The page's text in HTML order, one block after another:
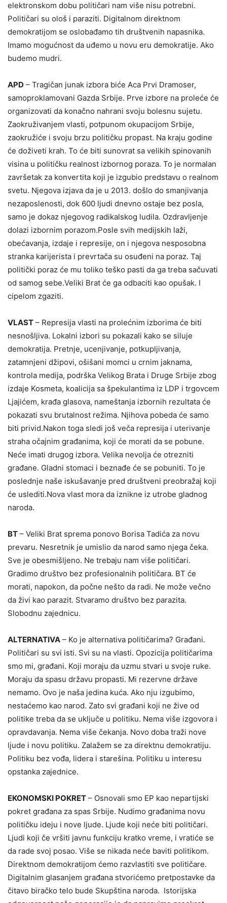
elektronskom dobu političari nam više nisu potrebni.
Političari su ološ i paraziti. Digitalnom direktnom
demokratijom se oslobađamo tih društvenih napasnika.
Imamo mogućnost da uđemo u novu eru demokratije. Ako
budemo mudri.
APD – Tragičan junak izbora biće Aca Prvi Dramoser,
samoproklamovani Gazda Srbije. Prve izbore na proleće će
organizovati da konačno nahrani svoju bolesnu sujetu.
Zaokruživanjem vlasti, potpunom okupacijom Srbije,
zaokružiće i svoju brzu političku propast. Na kraju godine
će doživeti krah. To će biti sunovrat sa velikih spinovanih
visina u političku realnost izbornog poraza. To je normalan
završetak za konvertita koji je izgubio predstavu o realnom
svetu. Njegova izjava da je u 2013. došlo do smanjivanja
nezaposlenosti, dok 600 ljudi dnevno ostaje bez posla,
samo je dokaz njegovog radikalskog ludila. Ozdravljenje
dolazi izbornim porazom.Posle svih medijskih laži,
obećavanja, izdaje i represije, on i njegova nesposobna
stranka karijerista i prevrtača su osuđeni na poraz. Taj
politički poraz će mu toliko teško pasti da ga treba sačuvati
od samog sebe.Veliki Brat će ga odbaciti kao opušak. I
cipelom zgaziti.
VLAST – Represija vlasti na prolećnim izborima će biti
nesnošljiva. Lokalni izbori su pokazali kako se siluje
demokratija. Pretnje, ucenjivanje, potkupljivanja,
zatamnjeni džipovi, ošišani momci u crnim jaknama,
kontrola medija, podrška Velikog Brata i Druge Srbije zbog
izdaje Kosmeta, koalicija sa špekulantima iz LDP i trgovcem
Ljajićem, krađa glasova, nameštanja izbornih rezultata će
pokazati svu brutalnost režima. Njihova pobeda će samo
biti privid.Nakon toga sledi još veča represija i uterivanje
straha očajnim građanima, koji će morati da se pobune.
Neće imati drugog izbora. Velika nevolja će otrezniti
građane. Gladni stomaci i beznađe će se pobuniti. To je
poslednje naše iskušavanje pred društveni preobražaj koji
će uslediti.Nova vlast mora da iznikne iz utrobe gladnog
naroda.
BT – Veliki Brat sprema ponovo Borisa Tadića za novu
prevaru. Nesretnik je umislio da narod samo njega čeka.
Sve je obesmišljeno. Ne trebaju nam više političari.
Gradimo društvo bez profesionalnih političara. BT će
morati, napokon, da počne nešto da radi. Ne može večno
da živi kao parazit. Stvaramo društvo bez parazita.
Slobodnu zajednicu.
ALTERNATIVA – Ko je alternativa političarima? Građani.
Političari su svi isti. Svi su na vlasti. Opozicija političarima
smo mi, građani. Koji moraju da uzmu stvari u svoje ruke.
Moraju da spasu državu propasti. Mi rezervne države
nemamo. Ovo je naša jedina kuća. Ako nju izgubimo,
nestaćemo kao narod. Zato svi građani koji ne žive od
politike treba da se uključe u politiku. Nema više izgovora i
opravdavanja. Nema više čekanja. Novo doba traži nove
ljude i novu politiku. Zalažem se za direktnu demokratiju.
Politiku bez vođa, lidera i starešina. Politiku u interesu
opstanka zajednice.
EKONOMSKI POKRET – Osnovali smo EP kao nepartijski
pokret građana za spas Srbije. Nudimo građanima novu
političku ideju i nove ljude. Ljude koji neće biti političari.
Ljudi koji če vršiti javnu funkciju kratko vreme, i vratiće se
da rade svoj posao. Više se nikada neće baviti politikom.
Direktnom demokratijom ćemo razvlastiti sve političare.
Digitalnim glasanjem građana stvorićemo pretpostavke da
čitavo biračko telo bude Skupština naroda. Istorijska